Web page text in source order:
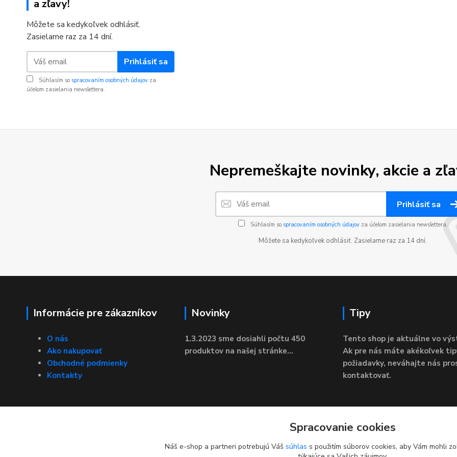
a zľavy!
Môžete sa kedykoľvek odhlásiť.
Zasielame raz za 14 dní.
Prihlásiť sa
Súhlasím so spracovaním osobných údajov za
účelom zasielania newslettera.
Nepremeškajte novinky, akcie a
Prihlásiť sa
Súhlasím so spracovaním osobných údajovza účelom zasielania newslettera.
Môžete sa kedykoľvek odhlásiť. Zasielame raz za 14 dní.
Informácie pre zákazníkov
O nás
Ako nakupovať
Obchodné podmienky
Kontakty
Novinky
1.3.2023 sme dosiahli počtu 450
produktov na našej stránke...
Tipy
Tento shop je aktuálne vo
Ak pre nás máte akékoľvek
požiadavky, neváhajte nás
kontaktovať.
Spracovanie cookies
Náš e-shop a partneri potrebujú Váš súhlas s použitím súborov cookies, aby Vám mohli